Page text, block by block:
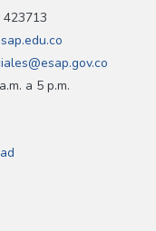
a 5 p.m.